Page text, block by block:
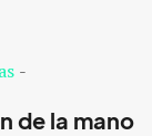
-
de la mano